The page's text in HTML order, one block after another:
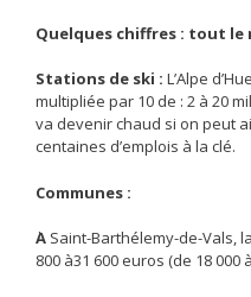
Quelques chiffres : tout le
Stations de ski : L’Alpe
multipliée par 10 de : 2 à 20
va devenir chaud si on peut
centaines d’emplois à la clé.
Communes :
A Saint-Barthélemy-de-Vals,
800 à31 600 euros (de 18 000